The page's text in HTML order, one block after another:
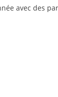
avec des